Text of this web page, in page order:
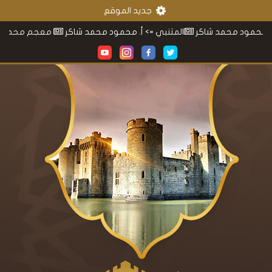
جديد الموقع
معجم محمود محمد المتنبي => أ. محمود محمد شاكر شاكر